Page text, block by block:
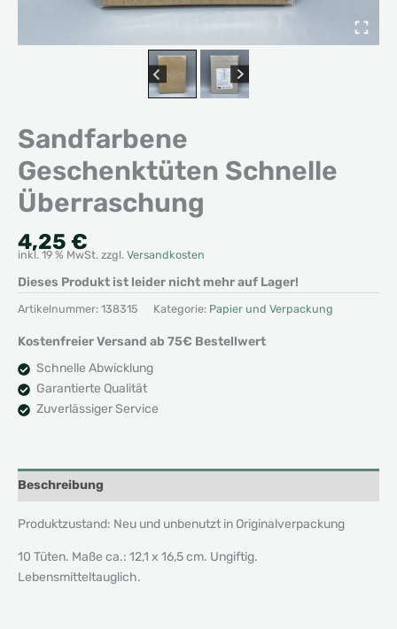
Sandfarbene
Geschenktüten Schnelle
Überraschung
4,25 €
inkl. 19 % MwSt. zzgl. Versandkosten
Dieses Produkt ist leider nicht mehr auf Lager!
Artikelnummer: 138315 Kategorie: Papier und Verpackung
Kostenfreier Versand ab 75€ Bestellwert
Schnelle Abwicklung
Garantierte Qualität
Zuverlässiger Service
Beschreibung
Produktzustand: Neu und unbenutzt in Originalverpackung
10 Tüten. Maße ca.: 12,1 x 16,5 cm. Ungiftig.
Lebensmitteltauglich.